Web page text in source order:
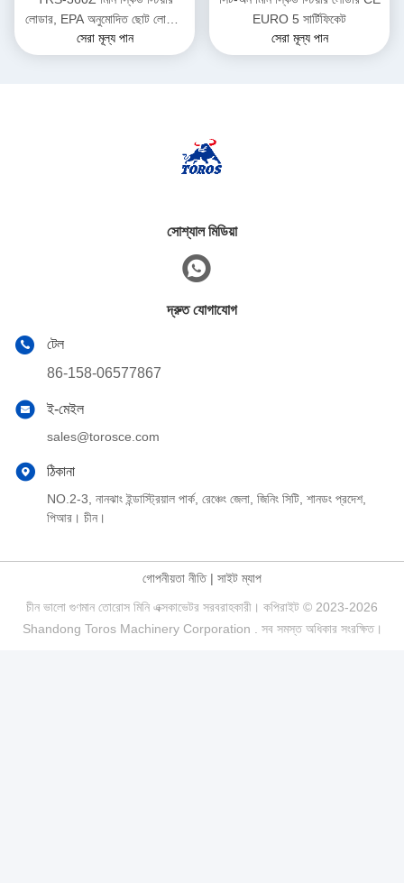
লোডার, EPA অনুমোদিত ছোট লোডার,
ডিজেল চালিত, একাধিক রঙের বিকল্প
সেরা মূল্য পান
EURO 5 সার্টিফিকেট
সেরা মূল্য পান
সোশ্যাল মিডিয়া
দ্রুত যোগাযোগ
টেল
86-158-06577867
ই-মেইল
sales@torosce.com
ঠিকানা
NO.2-3, নানঝাং ইন্ডাস্ট্রিয়াল পার্ক, রেঞ্চেং জেলা, জিনিং সিটি, শানডং প্রদেশ,
পিআর। চীন।
গোপনীয়তা নীতি| সাইট ম্যাপ
চীন ভালো গুণমান তোরোস মিনি এক্সকাভেটর সরবরাহকারী। কপিরাইট © 2023-2026
Shandong Toros Machinery Corporation . সব সমস্ত অধিকার সংরক্ষিত।